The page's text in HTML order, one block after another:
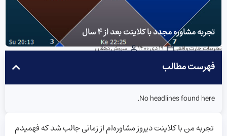
تجربه مشاوره مجدد با کلاینت بعد از ۴ سال
تجربیات چارت واقعی 19 دی 1400 سروش دهقان
فهرست مطالب
No headlines found here.
تجربه من با کلاینت دیروز مشاوره‌ام از زمانی جالب شد که فهمیدم